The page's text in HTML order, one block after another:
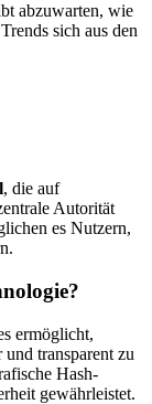
abzuwarten, wie
sich aus den
, die auf
Autorität
es Nutzern,
ermöglicht,
transparent zu
Hash-
gewährleistet.